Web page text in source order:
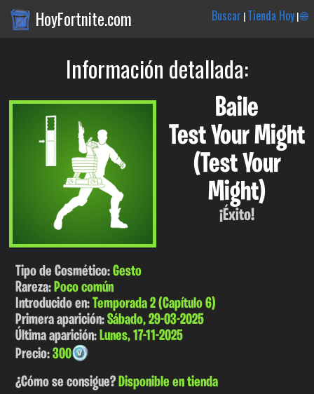
HoyFortnite.com Buscar |Tienda Hoy|🌐
Información detallada:
Baile
Test Your Might
(Test Your
Might)
¡Éxito!
Tipo de Cosmético:Gesto
Rareza:Poco común
Introducido en:Temporada 2 (Capítulo 6)
Primera aparición:Sábado, 29-03-2025
Última aparición:Lunes, 17-11-2025
Precio:300
¿Cómo se consigue?Disponible en tienda